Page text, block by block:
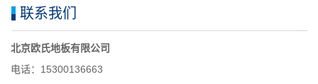
联系我们
北京欧氏地板有限公司
电话：15300136663